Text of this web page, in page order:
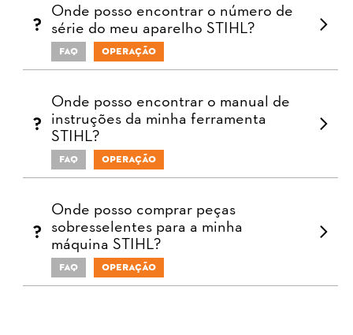
Onde posso encontrar o número de
série do meu aparelho STIHL?
FAQ Operação
Onde posso encontrar o manual de
instruções da minha ferramenta
STIHL?
FAQ Operação
Onde posso comprar peças
sobresselentes para a minha
máquina STIHL?
FAQ Operação